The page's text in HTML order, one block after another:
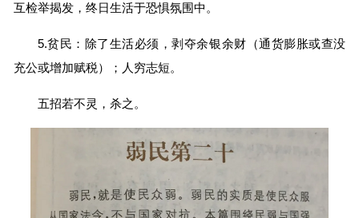
互检举揭发，终日生活于恐惧氛围中。
5.贫民：除了生活必须，剥夺余银余财（通货膨胀或查没
充公或增加赋税）；人穷志短。
五招若不灵，杀之。